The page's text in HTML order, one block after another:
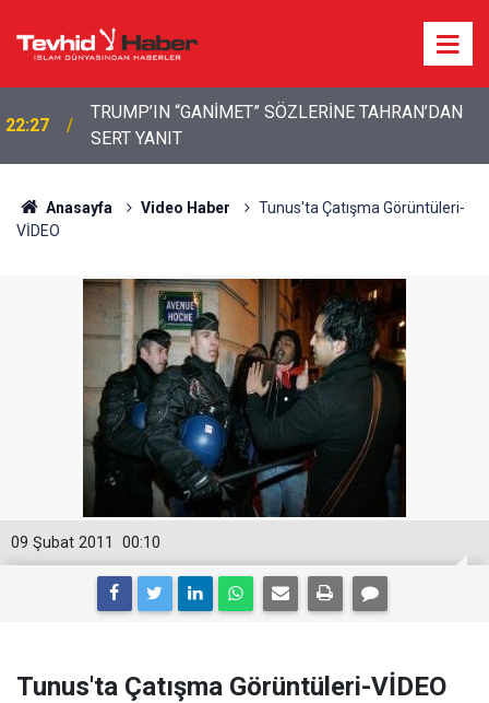
22:13 İbrahimî Bir Seda: Uluslararası Filistin Konvoyu
Anasayfa Video Haber
Tunus'ta Çatışma Görüntüleri-
VİDEO
00:10
09 Şubat 2011
Tunus'ta Çatışma Görüntüleri-VİDEO